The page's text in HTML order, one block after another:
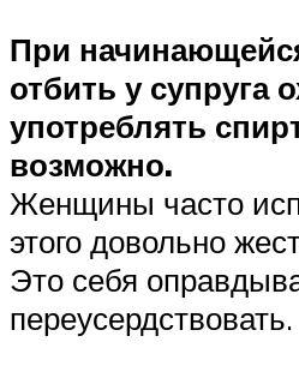
При
отбить у супруга
употреблять
возможно.
Женщины часто
этого довольно
Это себя
переусердствовать.